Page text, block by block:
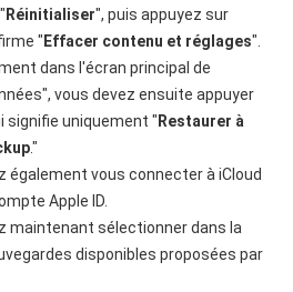
Réinitialiser", puis appuyez sur
" Effacer contenu et réglages".
dans l'écran principal de
vous devez ensuite appuyer
signifie uniquement " Restaurer à
."
également vous connecter à iCloud
Apple ID.
maintenant sélectionner dans la
disponibles proposées par